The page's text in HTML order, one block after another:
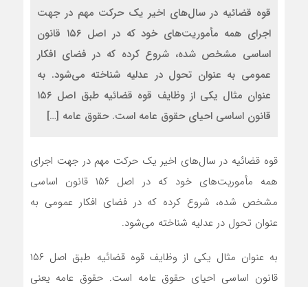
قوه قضائیه در سال‌های اخیر یک حرکت مهم در جهت
اجرای همه مأموریت‌های خود که در اصل ۱۵۶ قانون
اساسی مشخص شده، شروع کرده که در فضای افکار
عمومی به عنوان تحول در عدلیه شناخته می‌شود. به
عنوان مثال یکی از وظایف قوه قضائیه طبق اصل ۱۵۶
قانون اساسی احیای حقوق عامه است. حقوق عامه […]
قوه قضائیه در سال‌های اخیر یک حرکت مهم در جهت اجرای
همه مأموریت‌های خود که در اصل ۱۵۶ قانون اساسی
مشخص شده، شروع کرده که در فضای افکار عمومی به
عنوان تحول در عدلیه شناخته می‌شود.
به عنوان مثال یکی از وظایف قوه قضائیه طبق اصل ۱۵۶
قانون اساسی احیای حقوق عامه است. حقوق عامه یعنی